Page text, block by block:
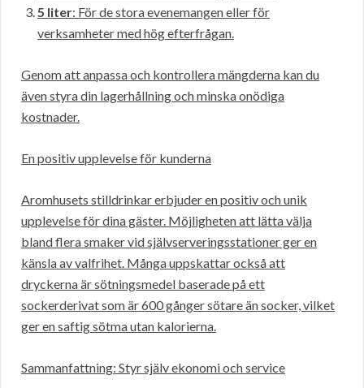
5 liter: För de stora evenemangen eller för
verksamheter med hög efterfrågan.
Genom att anpassa och kontrollera mängderna kan du
även styra din lagerhållning och minska onödiga
kostnader.
En positiv upplevelse för kunderna
Aromhusets stilldrinkar erbjuder en positiv och unik
upplevelse för dina gäster. Möjligheten att lätta välja
bland flera smaker vid självserveringsstationer ger en
känsla av valfrihet. Många uppskattar också att
dryckerna är sötningsmedel baserade på ett
sockerderivat som är 600 gånger sötare än socker, vilket
ger en saftig sötma utan kalorierna.
Sammanfattning: Styr själv ekonomi och service